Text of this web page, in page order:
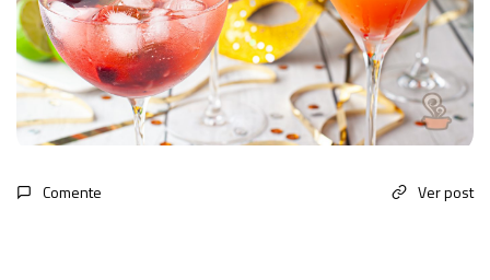
Comente Ver post